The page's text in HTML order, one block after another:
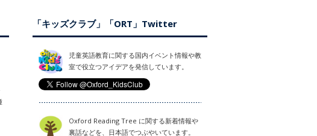
「キッズクラブ」「ORT」Twitter
児童英語教育に関する国内イベント情報や教
室で役立つアイデアを発信しています。
Oxford Reading Tree に関する新着情報や
裏話などを、日本語でつぶやいています。